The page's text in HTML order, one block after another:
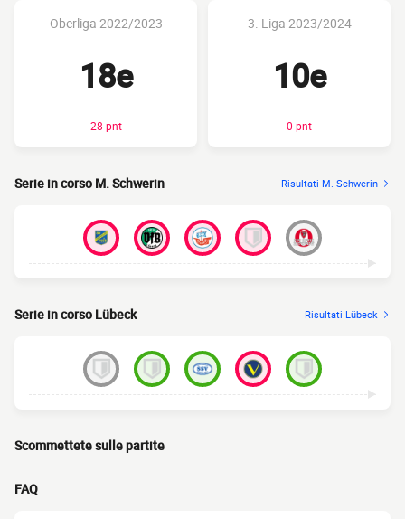
Oberliga 2022/2023
18e
28 pnt
3. Liga 2023/2024
10e
0 pnt
Serie in corso M. Schwerin Risultati M. Schwerin
Serie in corso Lübeck Risultati Lübeck
Scommettete sulle partite
FAQ